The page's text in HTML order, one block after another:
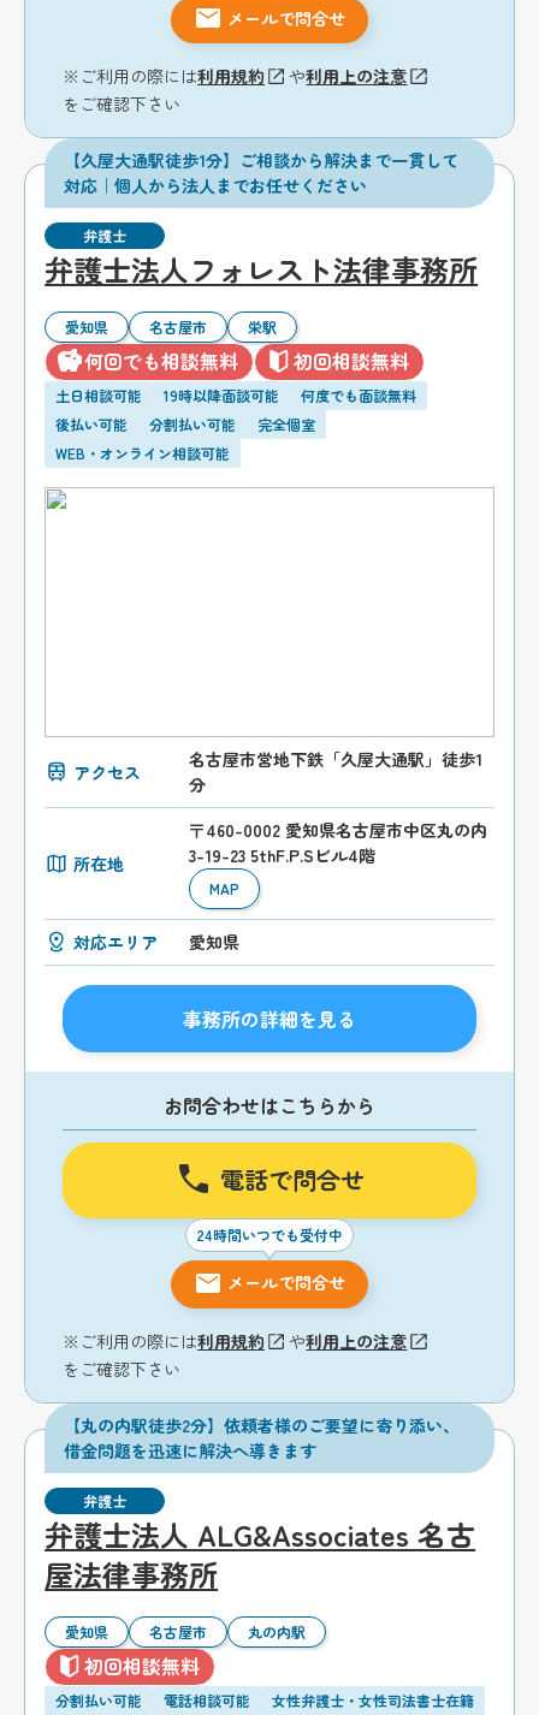
メールで問合せ
※ご利用の際には利用規約 や利用上の注意
をご確認下さい
【久屋大通駅徒歩1分】ご相談から解決まで一貫して
対応｜個人から法人までお任せください
弁護士
弁護士法人フォレスト法律事務所
愛知県 名古屋市 栄駅
何回でも相談無料 初回相談無料
土日相談可能 19時以降面談可能
何度でも面談無料
後払い可能
分割払い可能
完全個室
WEB・オンライン相談可能
アクセス
名古屋市営地下鉄「久屋大通駅」徒歩1
分
所在地
〒460-0002 愛知県名古屋市中区丸の内
3-19-23 5thF.P.Sビル4階
MAP
対応エリア 愛知県
事務所の詳細を見る
お問合わせはこちらから
電話で問合せ
24時間いつでも受付中
メールで問合せ
※ご利用の際には利用規約 や利用上の注意
をご確認下さい
【丸の内駅徒歩2分】依頼者様のご要望に寄り添い、
借金問題を迅速に解決へ導きます
弁護士
弁護士法人 ALG&Associates 名古
屋法律事務所
愛知県 名古屋市 丸の内駅
初回相談無料
分割払い可能 電話相談可能 女性弁護士・女性司法書士在籍